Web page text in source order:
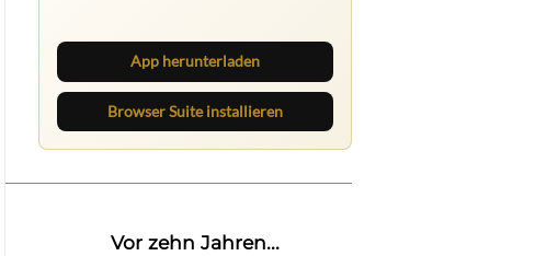
App herunterladen
Browser Suite installieren
Vor zehn Jahren...